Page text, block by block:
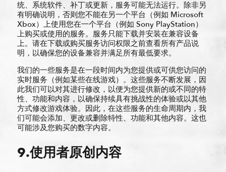
统、系统软件、补丁或更新，服务可能无法运行。除非另
有明确说明，否则您不能在另一个平台（例如 Microsoft
Xbox）上使用您在一个平台（例如 Sony PlayStation）
上购买或使用的服务。服务只能下载并安装在兼容设备
上。请在下载或购买服务访问权限之前查看所有产品说
明，以确保您的设备兼容并满足所有最低要求。
我们的一些服务是在一段时间内为您提供或可供您访问的
实时服务（例如某些在线游戏）。这些服务不断发展，因
此我们可以对其进行修改，以便为您提供新的或不同的特
性、功能和内容，以确保持续具有挑战性的体验或以其他
方式修改游戏体验。因此，在这些服务的生命周期内，我
们可能会添加、更改或删除特性、功能和其他内容。这也
可能涉及您购买的数字内容。
9.使用者原创内容